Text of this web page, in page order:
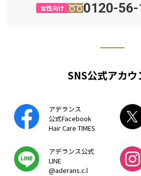
女性向け 0120-
SNS公式アカウ
アデランス
公式Facebook
Hair Care TIMES
アデランス公式
LINE
@aderans.c.l